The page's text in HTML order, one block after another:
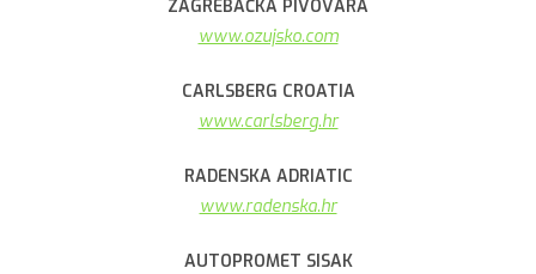
ZAGREBAČKA PIVOVARA
www.ozujsko.com
CARLSBERG CROATIA
www.carlsberg.hr
RADENSKA ADRIATIC
www.radenska.hr
AUTOPROMET SISAK